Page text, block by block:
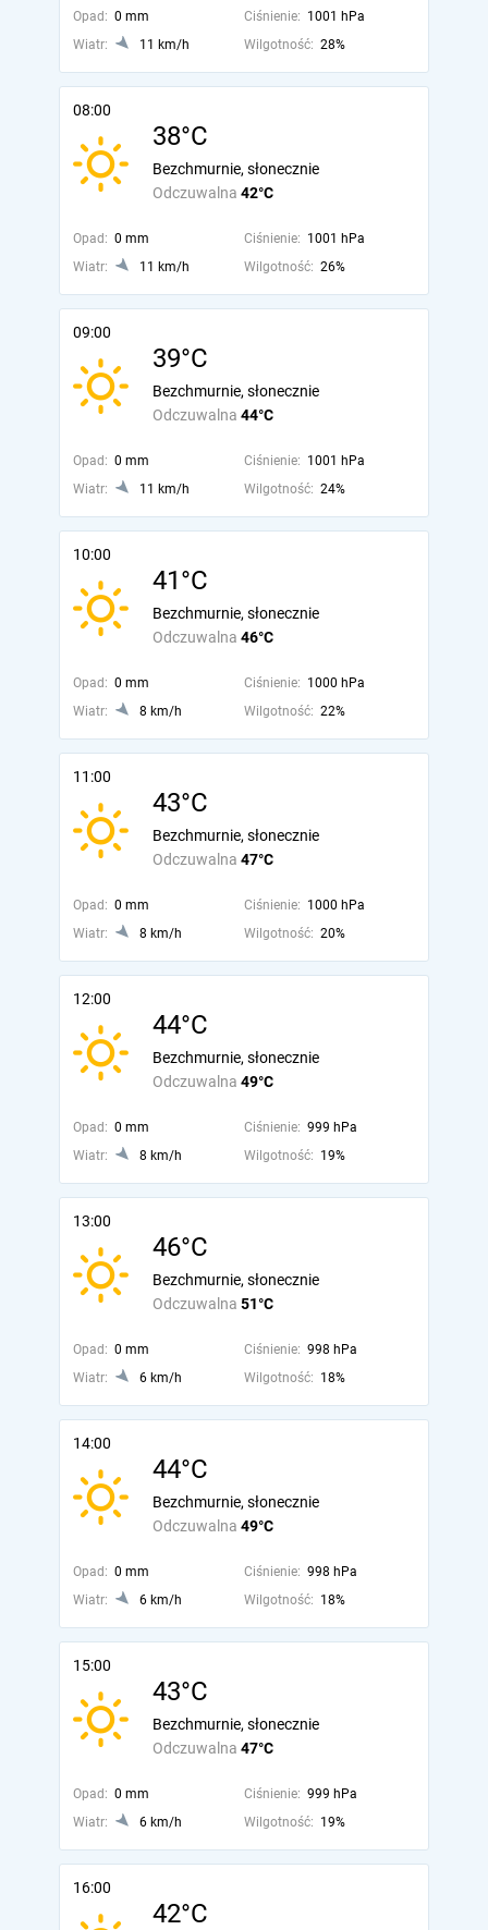
Opad: 0 mm Ciśnienie: 1001 hPa
Wiatr:
11 km/h Wilgotność: 28%
08:00
38°C
Odczuwalna 42°C
Bezchmurnie, słonecznie
Opad: 0 mm Ciśnienie: 1001 hPa
Wiatr:
11 km/h Wilgotność: 26%
09:00
39°C
Odczuwalna 44°C
Bezchmurnie, słonecznie
Opad: 0 mm Ciśnienie: 1001 hPa
Wiatr:
11 km/h Wilgotność: 24%
10:00
41°C
Odczuwalna 46°C
Bezchmurnie, słonecznie
Opad: 0 mm Ciśnienie: 1000 hPa
Wiatr:
8 km/h Wilgotność: 22%
11:00
43°C
Odczuwalna 47°C
Bezchmurnie, słonecznie
Opad: 0 mm Ciśnienie: 1000 hPa
Wiatr:
8 km/h Wilgotność: 20%
12:00
44°C
Odczuwalna 49°C
Bezchmurnie, słonecznie
Opad: 0 mm Ciśnienie: 999 hPa
Wiatr:
8 km/h Wilgotność: 19%
13:00
46°C
Odczuwalna 51°C
Bezchmurnie, słonecznie
Opad: 0 mm Ciśnienie: 998 hPa
Wiatr:
6 km/h Wilgotność: 18%
14:00
44°C
Odczuwalna 49°C
Bezchmurnie, słonecznie
Opad: 0 mm Ciśnienie: 998 hPa
Wiatr:
6 km/h Wilgotność: 18%
15:00
43°C
Odczuwalna 47°C
Bezchmurnie, słonecznie
Opad: 0 mm Ciśnienie: 999 hPa
Wiatr:
6 km/h Wilgotność: 19%
16:00
42°C